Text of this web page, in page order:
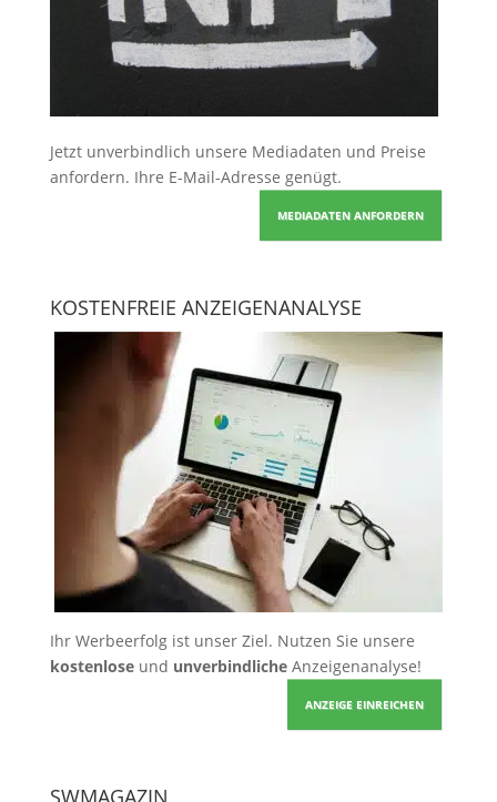
Jetzt unverbindlich unsere Mediadaten und Preise
anfordern. Ihre E-Mail-Adresse genügt.
MEDIADATEN ANFORDERN
KOSTENFREIE ANZEIGENANALYSE
Ihr Werbeerfolg ist unser Ziel. Nutzen Sie unsere
kostenloseund unverbindlicheAnzeigenanalyse!
ANZEIGE EINREICHEN